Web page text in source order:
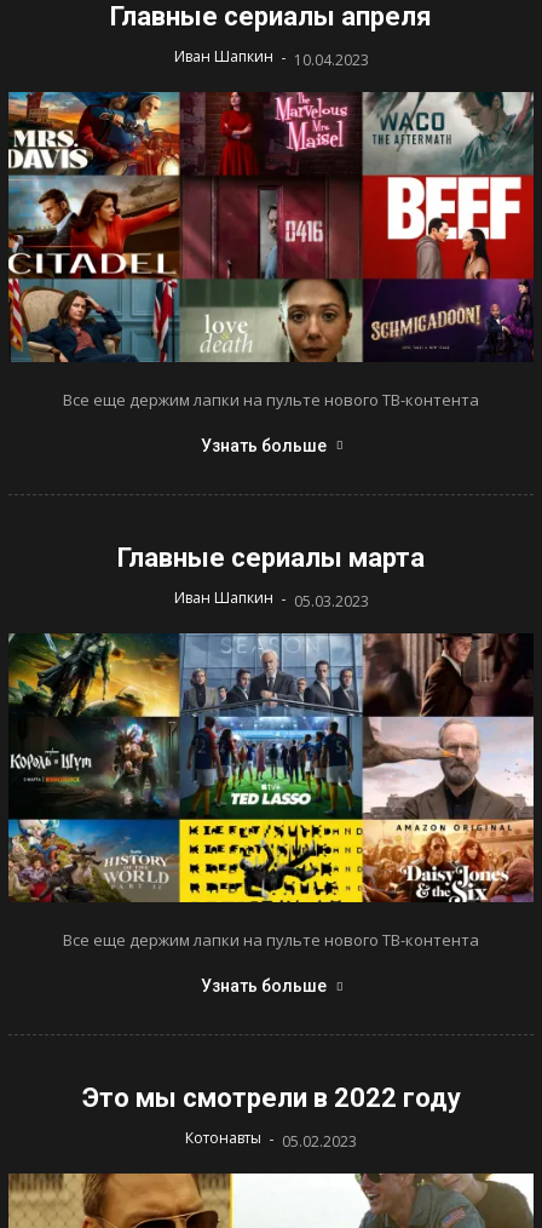
Главные сериалы апреля
Иван Шапкин - 10.04.2023
Все еще держим лапки на пульте нового ТВ-контента
Узнать больше
Главные сериалы марта
Иван Шапкин - 05.03.2023
Все еще держим лапки на пульте нового ТВ-контента
Узнать больше
Это мы смотрели в 2022 году
Котонавты - 05.02.2023